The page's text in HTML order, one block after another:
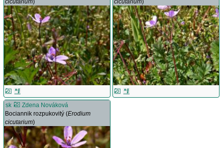
cicutarium)
cicutarium)
sk
Zdena Nováková
Bociannik rozpukovitý (Erodium
cicutarium)